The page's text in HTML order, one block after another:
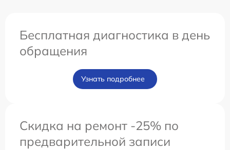
Бесплатная диагностика в день
обращения
Узнать подробнее
Скидка на ремонт -25% по
предварительной записи